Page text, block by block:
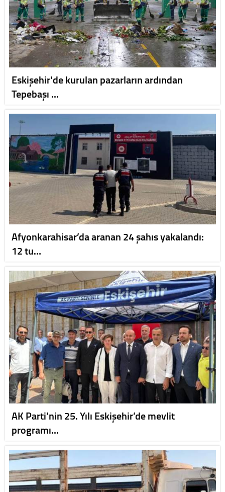
Eskişehir'de kurulan pazarların ardından
Tepebaşı …
Afyonkarahisar’da aranan 24 şahıs yakalandı:
12 tu…
AK Parti’nin 25. Yılı Eskişehir’de mevlit
programı…